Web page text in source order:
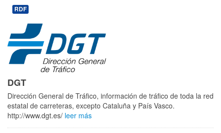
RDF
DGT
Dirección General de Tráfico, información de tráfico de toda la red
estatal de carreteras, excepto Cataluña y País Vasco.
http://www.dgt.es/ leer más